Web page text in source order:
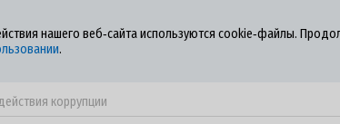
нашего веб‑сайта используются cookie‑файлы.
.
коррупции